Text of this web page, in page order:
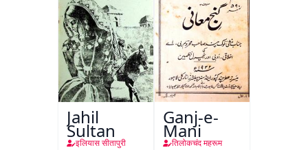
Jahil
Sultan
इलियास सीतापुरी
Ganj-e-
Mani
तिलोकचंद महरूम